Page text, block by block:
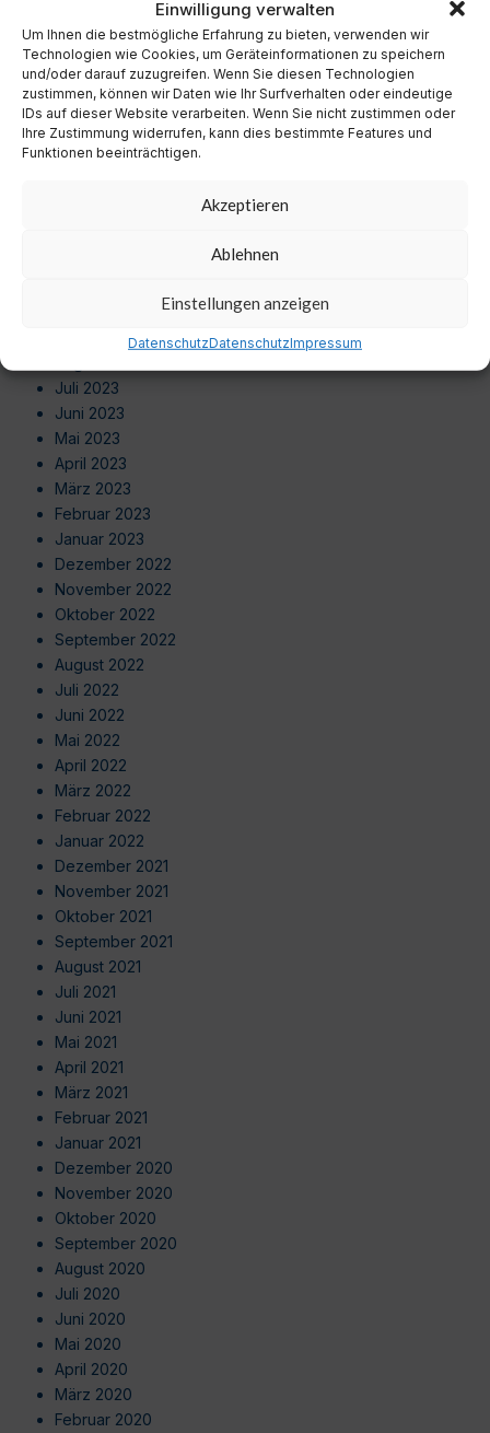
Einwilligung verwalten
Um Ihnen die bestmögliche Erfahrung zu bieten, verwenden wir
Technologien wie Cookies, um Geräteinformationen zu speichern
und/oder darauf zuzugreifen. Wenn Sie diesen Technologien
zustimmen, können wir Daten wie Ihr Surfverhalten oder eindeutige
IDs auf dieser Website verarbeiten. Wenn Sie nicht zustimmen oder
Ihre Zustimmung widerrufen, kann dies bestimmte Features und
Funktionen beeinträchtigen.
Akzeptieren
Ablehnen
Einstellungen anzeigen
DatenschutzDatenschutzImpressum
September 2024
August 2024
Juli 2024
Juni 2024
Mai 2024
April 2024
September 2023
Juli 2023
Juni 2023
Mai 2023
April 2023
März 2023
Februar 2023
Januar 2023
Dezember 2022
November 2022
Oktober 2022
September 2022
August 2022
Juli 2022
Juni 2022
Mai 2022
April 2022
März 2022
Februar 2022
Januar 2022
Dezember 2021
November 2021
Oktober 2021
September 2021
August 2021
Juli 2021
Juni 2021
Mai 2021
April 2021
März 2021
Februar 2021
Januar 2021
Dezember 2020
November 2020
Oktober 2020
September 2020
August 2020
Juli 2020
Juni 2020
Mai 2020
April 2020
März 2020
Februar 2020